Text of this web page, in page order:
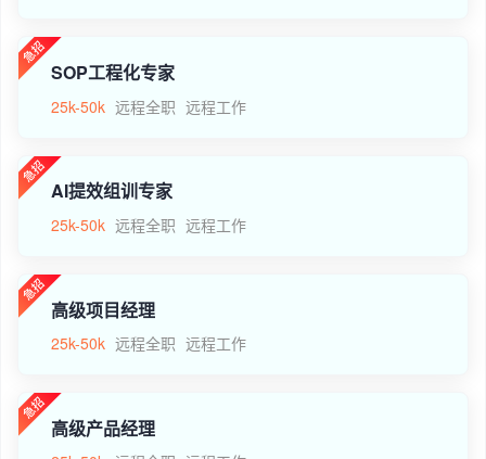
SOP工程化专家
25k-50k 远程全职 远程工作
AI提效组训专家
25k-50k 远程全职 远程工作
高级项目经理
25k-50k 远程全职 远程工作
高级产品经理